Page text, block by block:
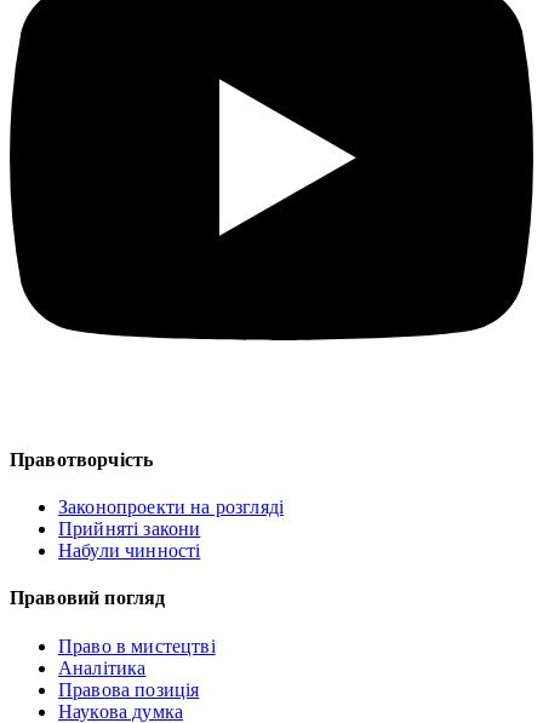
Правотворчість
Законопроекти на розгляді
Прийняті закони
Набули чинності
Правовий погляд
Право в мистецтві
Аналітика
Правова позиція
Наукова думка